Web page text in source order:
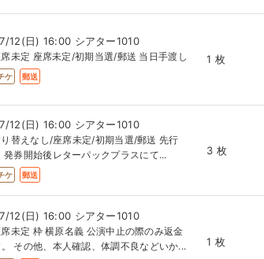
12(日) 16:00 シアター1010
未定 座席未定/初期当選/郵送 当日手渡し
ケ 郵送
1 枚
12(日) 16:00 シアター1010
替えなし/座席未定/初期当選/郵送 先行
発券開始後レターパックプラスにて...
ケ 郵送
3 枚
12(日) 16:00 シアター1010
未定 枠 横原名義 公演中止の際のみ返金
その他、本人確認、体調不良などいか...
1 枚